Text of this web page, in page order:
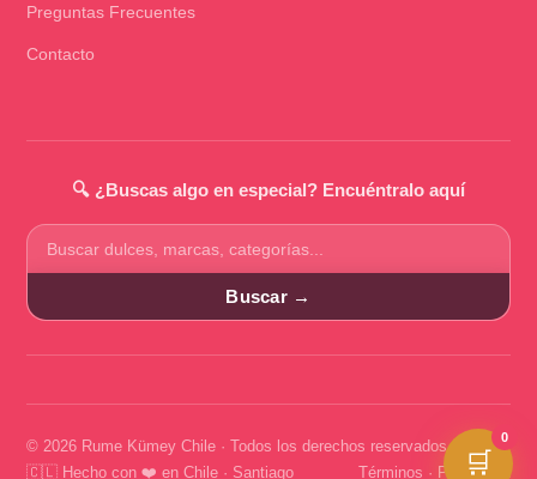
Preguntas Frecuentes
Contacto
🔍 ¿Buscas algo en especial? Encuéntralo aquí
Buscar
productos
Buscar →
© 2026 Rume Kümey Chile · Todos los derechos reservados
🇨🇱 Hecho con ❤️ en Chile · Santiago
Términos · Privacidad
🛒
0